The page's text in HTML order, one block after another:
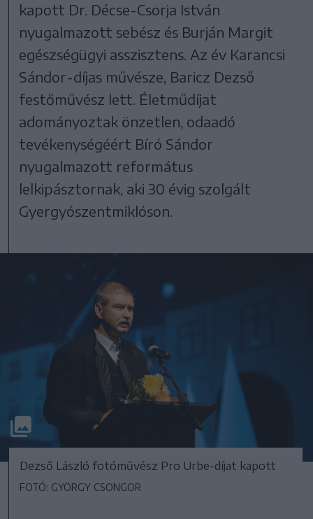
kapott Dr. Décse-Csorja István
nyugalmazott sebész és Burján Margit
egészségügyi asszisztens. Az év Karancsi
Sándor-díjas művésze, Baricz Dezső
festőművész lett. Életműdíjat
adományoztak önzetlen, odaadó
tevékenységéért Bíró Sándor
nyugalmazott református
lelkipásztornak, aki 30 évig szolgált
Gyergyószentmiklóson.
Dezső László fotóművész Pro Urbe-díjat kapott
FOTÓ: GYÖRGY CSONGOR